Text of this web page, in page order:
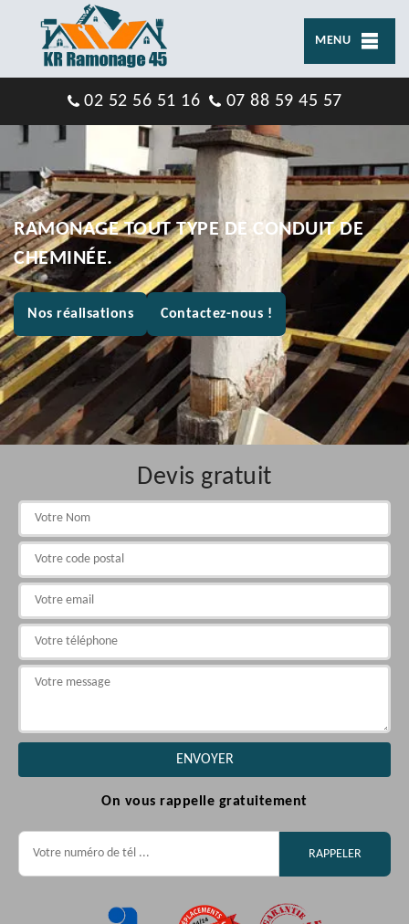
MENU
02 52 56 51 16 07 88 59 45 57
RAMONAGE TOUT TYPE DE CONDUIT DE
CHEMINÉE.
Nos réalisations Contactez-nous !
Devis gratuit
On vous rappelle gratuitement